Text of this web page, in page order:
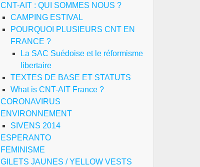
CNT-AIT : QUI SOMMES NOUS ?
CAMPING ESTIVAL
POURQUOI PLUSIEURS CNT EN
FRANCE ?
La SAC Suédoise et le réformisme
libertaire
TEXTES DE BASE ET STATUTS
What is CNT-AIT France ?
CORONAVIRUS
ENVIRONNEMENT
SIVENS 2014
ESPERANTO
FEMINISME
GILETS JAUNES / YELLOW VESTS